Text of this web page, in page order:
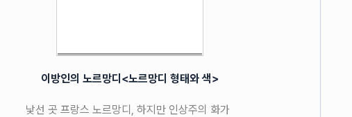
이방인의 노르망디<노르망디 형태와 색>
낯선 곳 프랑스 노르망디, 하지만 인상주의 화가